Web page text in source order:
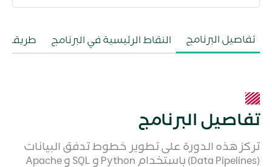
تفاصيل البرنامج النقاط الرئيسية في البرنامج طريقة
تفاصيل البرنامج
تركز هذه الدورة على تطوير خطوط تدفق البيانات
(Data Pipelines) باستخدام Python و SQL و Apache